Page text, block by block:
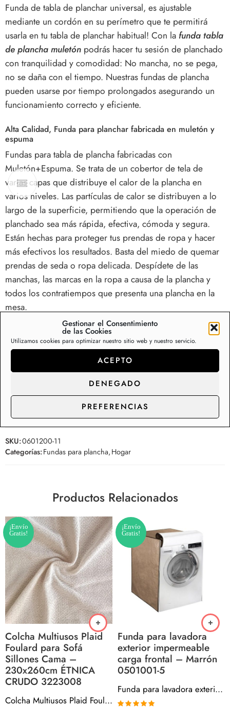
Gestionar el Consentimiento
de las Cookies
Utilizamos cookies para optimizar nuestro sitio web y nuestro servicio.
ACEPTO
DENEGADO
PREFERENCIAS
Funda de tabla de planchar universal, es ajustable
mediante un cordón en su perímetro que te permitirá
usarla en tu tabla de planchar habitual! Con la funda tabla
de plancha muletón podrás hacer tu sesión de planchado
con tranquilidad y comodidad: No mancha, no se pega,
no se daña con el tiempo. Nuestras fundas de plancha
pueden usarse por tiempo prolongados asegurando un
funcionamiento correcto y eficiente.
Alta Calidad, Funda para planchar fabricada en muletón y
espuma
Fundas para tabla de plancha fabricadas con
Muletón+Espuma. Se trata de un cobertor de tela de
varias capas que distribuye el calor de la plancha en
varios niveles. Las partículas de calor se distribuyen a lo
largo de la superficie, permitiendo que la operación de
planchado sea más rápida, efectiva, cómoda y segura.
Están hechas para proteger tus prendas de ropa y hacer
más efectivos los resultados. Basta del miedo de quemar
prendas de seda o ropa delicada. Despídete de las
manchas, las marcas en la ropa a causa de la plancha y
todos los contratiempos que presenta una plancha en la
mesa.
Somos distribuidores de Fundas de planchar,
contacta con nosotros para precios mayoristas,
tiendas y distribución.
0/5
SKU:0601200-11
Categorías:Fundas para plancha,Hogar
Productos Relacionados
¡Envío
Gratis!
Colcha Multiusos Plaid
Foulard para Sofá
Sillones Cama –
230x260cm ÉTNICA
CRUDO 3223008
Colcha Multiusos Plaid Foulard para Sofá Sillones Cama – 230x260cm ÉTNICA CRUDO 3223008
¡Envío
Gratis!
Funda para lavadora
exterior impermeable
carga frontal – Marrón
0501001-5
Funda para lavadora exterior impermeable carga frontal – Marrón 0501001-5